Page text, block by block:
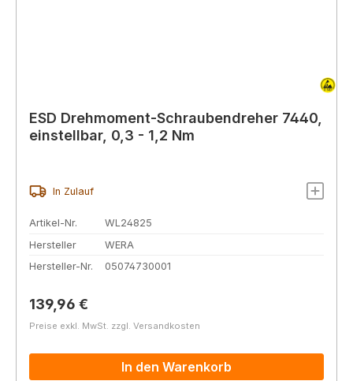
ESD Drehmoment-Schraubendreher 7440,
einstellbar, 0,3 - 1,2 Nm
In Zulauf
Artikel-Nr.
WL24825
Hersteller
WERA
Hersteller-Nr.
05074730001
Regulärer Preis:
139,96 €
Preise exkl. MwSt. zzgl. Versandkosten
In den Warenkorb